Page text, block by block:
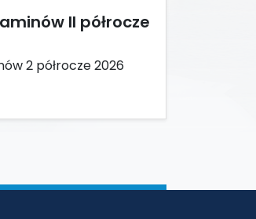
II półrocze
2 półrocze 2026